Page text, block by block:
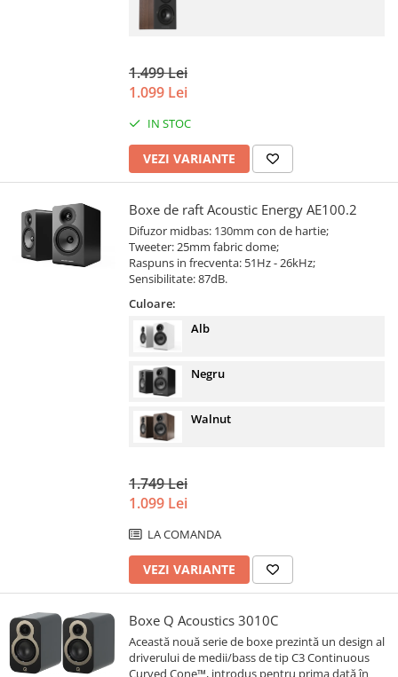
1.499 Lei
1.099 Lei
IN STOC
VEZI VARIANTE
Boxe de raft Acoustic Energy AE100.2
Difuzor midbas: 130mm con de hartie;
Tweeter: 25mm fabric dome;
Raspuns in frecventa: 51Hz - 26kHz;
Sensibilitate: 87dB.
Culoare:
Alb
Negru
Walnut
1.749 Lei
1.099 Lei
LA COMANDA
VEZI VARIANTE
Boxe Q Acoustics 3010C
Această nouă serie de boxe prezintă un design al
driverului de medii/bass de tip C3 Continuous
Curved Cone™, introdus pentru prima dată în